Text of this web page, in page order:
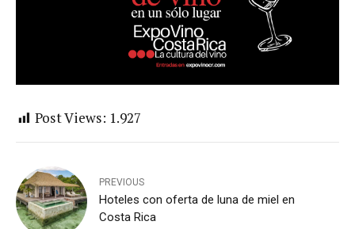
Post Views: 1.927
PREVIOUS
Hoteles con oferta de luna de miel en
Costa Rica